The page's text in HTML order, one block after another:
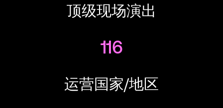
顶级现场演出
116
运营国家/地区